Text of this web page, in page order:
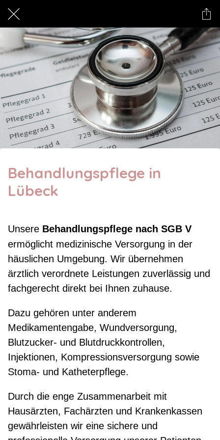
Behandlungspflege in
Lübeck
Unsere Behandlungspflege nach SGB V
ermöglicht medizinische Versorgung in der
häuslichen Umgebung. Wir übernehmen
ärztlich verordnete Leistungen zuverlässig und
fachgerecht direkt bei Ihnen zuhause.
Dazu gehören unter anderem
Medikamentengabe, Wundversorgung,
Blutzucker- und Blutdruckkontrollen,
Injektionen, Kompressionsversorgung sowie
Stoma- und Katheterpflege.
Durch die enge Zusammenarbeit mit
Hausärzten, Fachärzten und Krankenkassen
gewährleisten wir eine sichere und